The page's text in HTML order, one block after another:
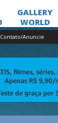
Contato/Anuncie